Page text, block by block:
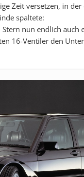
Zeit versetzen, in
spaltete:
nun endlich auch
16-Ventiler den